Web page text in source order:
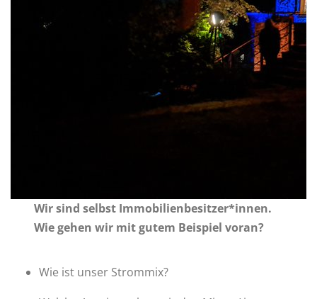
Wir sind selbst Immobilienbesitzer*innen.
Wie gehen wir mit gutem Beispiel voran?
Wie ist unser Strommix?